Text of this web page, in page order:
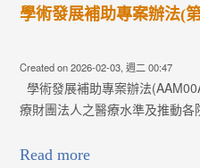
學術發展補助專案辦法(
Created on 2026-02-03, 週二 00:47
學術發展補助專案辦法
療財團法人之醫療水準及推動各
Read more